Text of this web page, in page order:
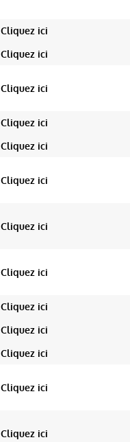
EXPLICATION DES PAS
Cliquez ici
Cliquez ici
Cliquez ici
Cliquez ici
Cliquez ici
Cliquez ici
Cliquez ici
Cliquez ici
Cliquez ici
Cliquez ici
Cliquez ici
Cliquez ici
Cliquez ici